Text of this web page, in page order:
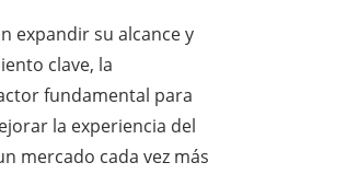
expandir su alcance y
clave, la
fundamental para
la experiencia del
mercado cada vez más